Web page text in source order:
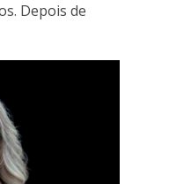
Depois de